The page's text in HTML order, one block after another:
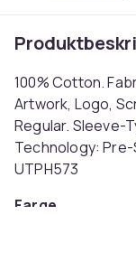
100% Cotton.
Artwork, Logo,
Regular. Sleeve-
Technology: Pre-
UTPH573
Farge